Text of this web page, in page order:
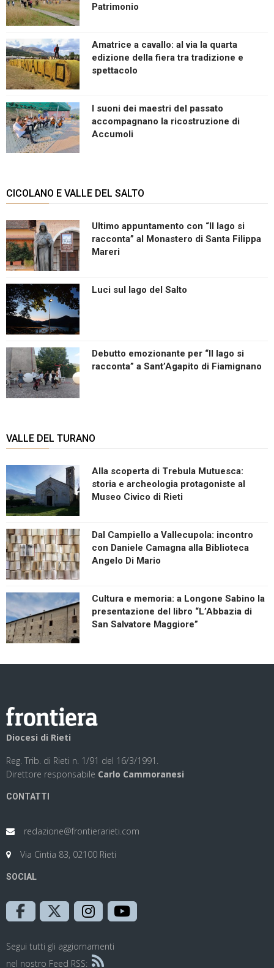
Patrimonio
Amatrice a cavallo: al via la quarta
edizione della fiera tra tradizione e
spettacolo
I suoni dei maestri del passato
accompagnano la ricostruzione di
Accumoli
CICOLANO E VALLE DEL SALTO
Ultimo appuntamento con “Il lago si
racconta” al Monastero di Santa Filippa
Mareri
Luci sul lago del Salto
Debutto emozionante per “Il lago si
racconta” a Sant’Agapito di Fiamignano
VALLE DEL TURANO
Alla scoperta di Trebula Mutuesca:
storia e archeologia protagoniste al
Museo Civico di Rieti
Dal Campiello a Vallecupola: incontro
con Daniele Camagna alla Biblioteca
Angelo Di Mario
Cultura e memoria: a Longone Sabino la
presentazione del libro “L’Abbazia di
San Salvatore Maggiore”
Diocesi di Rieti
Reg. Trib. di Rieti n. 1/91 del 16/3/1991.
Direttore responsabile Carlo Cammoranesi
CONTATTI
redazione@frontierarieti.com
Via Cintia 83, 02100 Rieti
SOCIAL
Segui tutti gli aggiornamenti
nel nostro Feed RSS: